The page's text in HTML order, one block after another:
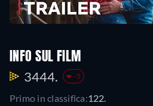
INFO SUL FILM
3444. -5
Primo in classifica:122.